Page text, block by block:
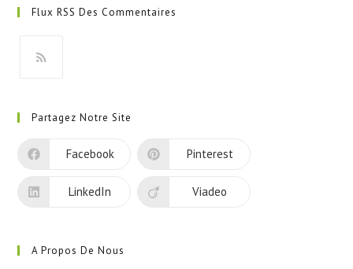
un
onglet
Flux RSS Des Commentaires
un
nouvel
Partagez Notre Site
Facebook Pinterest
LinkedIn Viadeo
A Propos De Nous